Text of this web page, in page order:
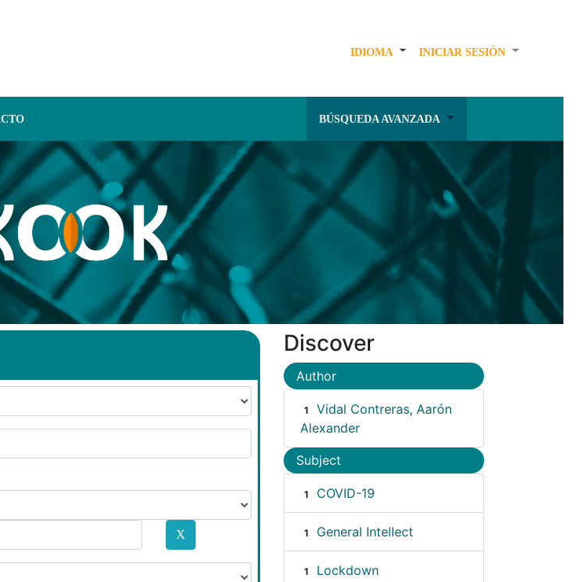
IDIOMA INICIAR SESIÓN
BÚSQUEDA AVANZADA
Discover
Author
1
Vidal Contreras, Aarón
Alexander
Subject
1 COVID-19
1 General Intellect
1 Lockdown